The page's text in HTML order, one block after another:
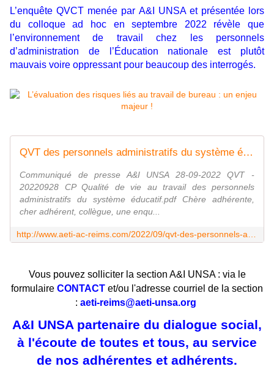
L’enquête QVCT menée par A&I UNSA et présentée lors
du colloque ad hoc en septembre 2022 révèle que
l’environnement de travail chez les personnels
d’administration de l’Éducation nationale est plutôt
mauvais voire oppressant pour beaucoup des interrogés.
QVT des personnels administratifs du système éducatif : des ministres à l'écoute pour un budget 2023 à l'épreuve des faits - Syndicat AetI-UNSA Académie Reims
Communiqué de presse A&I UNSA 28-09-2022 QVT -
20220928 CP Qualité de vie au travail des personnels
administratifs du système éducatif.pdf Chère adhérente,
cher adhérent, collègue, une enqu...
Vous pouvez solliciter la section A&I UNSA : via le
formulaire CONTACT et/ou l'adresse courriel de la section
: aeti-reims@aeti-unsa.org
A&I UNSA partenaire du dialogue social,
à l'écoute de toutes et tous, au service
de nos adhérentes et adhérents.